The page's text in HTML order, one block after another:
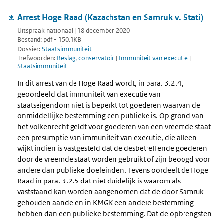
Arrest Hoge Raad (Kazachstan en Samruk v. Stati)
Uitspraak nationaal | 18 december 2020
Bestand: pdf - 150.1KB
Dossier:Staatsimmuniteit
Trefwoorden: Beslag, conservatoir | Immuniteit van executie |
Staatsimmuniteit
In dit arrest van de Hoge Raad wordt, in para. 3.2.4,
geoordeeld dat immuniteit van executie van
staatseigendom niet is beperkt tot goederen waarvan de
onmiddellijke bestemming een publieke is. Op grond van
het volkenrecht geldt voor goederen van een vreemde staat
een presumptie van immuniteit van executie, die alleen
wijkt indien is vastgesteld dat de desbetreffende goederen
door de vreemde staat worden gebruikt of zijn beoogd voor
andere dan publieke doeleinden. Tevens oordeelt de Hoge
Raad in para. 3.2.5 dat niet duidelijk is waarom als
vaststaand kan worden aangenomen dat de door Samruk
gehouden aandelen in KMGK een andere bestemming
hebben dan een publieke bestemming. Dat de opbrengsten